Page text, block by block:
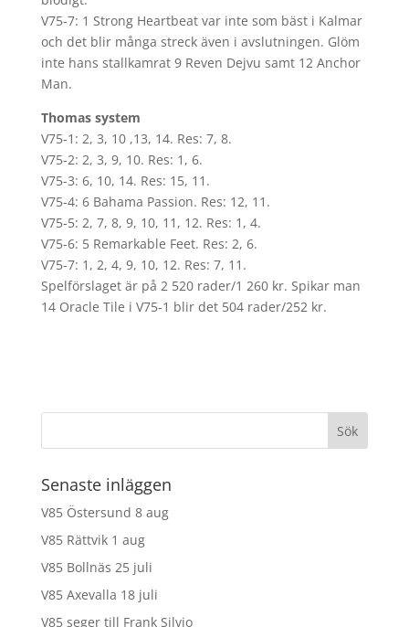
V75-7: 1 Strong Heartbeat var inte som bäst i Kalmar
och det blir många streck även i avslutningen. Glöm
inte hans stallkamrat 9 Reven Dejvu samt 12 Anchor
Man.
Thomas system
V75-1: 2, 3, 10 ,13, 14. Res: 7, 8.
V75-2: 2, 3, 9, 10. Res: 1, 6.
V75-3: 6, 10, 14. Res: 15, 11.
V75-4: 6 Bahama Passion. Res: 12, 11.
V75-5: 2, 7, 8, 9, 10, 11, 12. Res: 1, 4.
V75-6: 5 Remarkable Feet. Res: 2, 6.
V75-7: 1, 2, 4, 9, 10, 12. Res: 7, 11.
Spelförslaget är på 2 520 rader/1 260 kr. Spikar man
14 Oracle Tile i V75-1 blir det 504 rader/252 kr.
Senaste inläggen
V85 Östersund 8 aug
V85 Rättvik 1 aug
V85 Bollnäs 25 juli
V85 Axevalla 18 juli
V85 seger till Frank Silvio